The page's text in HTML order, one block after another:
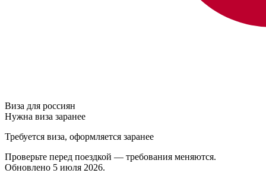
Виза для россиян
Нужна виза заранее
Требуется виза, оформляется заранее
Проверьте перед поездкой — требования меняются.
Обновлено 5 июля 2026.